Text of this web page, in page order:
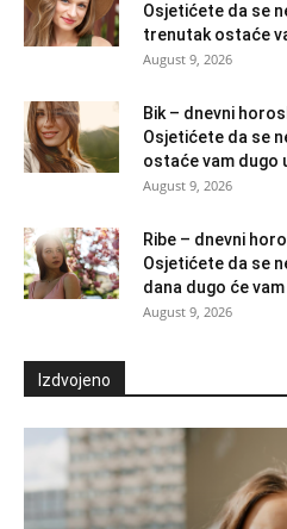
Osjetićete da se
trenutak ostaće
August 9, 2026
Bik – dnevni
Osjetićete da se
ostaće vam dugo
August 9, 2026
Ribe – dnevni
Osjetićete da se
dana dugo će
August 9, 2026
Izdvojeno